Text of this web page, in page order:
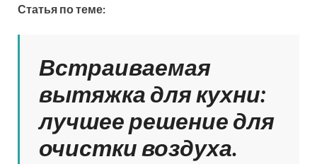
Статья по теме:
Встраиваемая
вытяжка для кухни:
лучшее решение для
очистки воздуха.